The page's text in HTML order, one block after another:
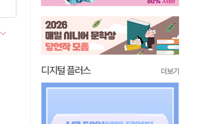
디지털 플러스 더보기